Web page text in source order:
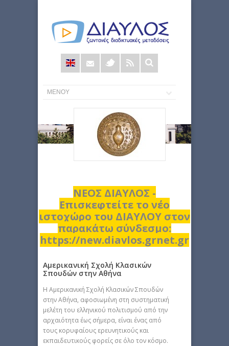
Φόρμα
αναζήτησης
ΝΕΟΣ ΔΙΑΥΛΟΣ -
Επισκεφτείτε το νέο
ιστοχώρο του ΔΙΑΥΛΟΥ στον
παρακάτω σύνδεσμο:
https://new.diavlos.grnet.gr
Αμερικανική Σχολή Κλασικών
Σπουδών στην Αθήνα
H Αμερικανική Σχολή Κλασικών Σπουδών
στην Αθήνα, αφοσιωμένη στη συστηματική
μελέτη του ελληνικού πολιτισμού από την
αρχαιότητα έως σήμερα, είναι ένας από
τους κορυφαίους ερευνητικούς και
εκπαιδευτικούς φορείς σε όλο τον κόσμο.